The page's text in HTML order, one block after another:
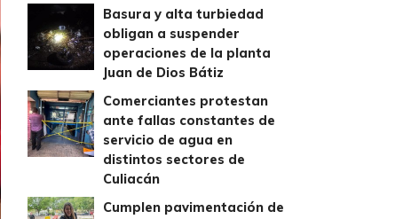
Basura y alta turbiedad
obligan a suspender
operaciones de la planta
Juan de Dios Bátiz
Comerciantes protestan
ante fallas constantes de
servicio de agua en
distintos sectores de
Culiacán
Cumplen pavimentación de